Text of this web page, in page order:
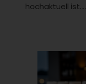
hochaktuell ist....